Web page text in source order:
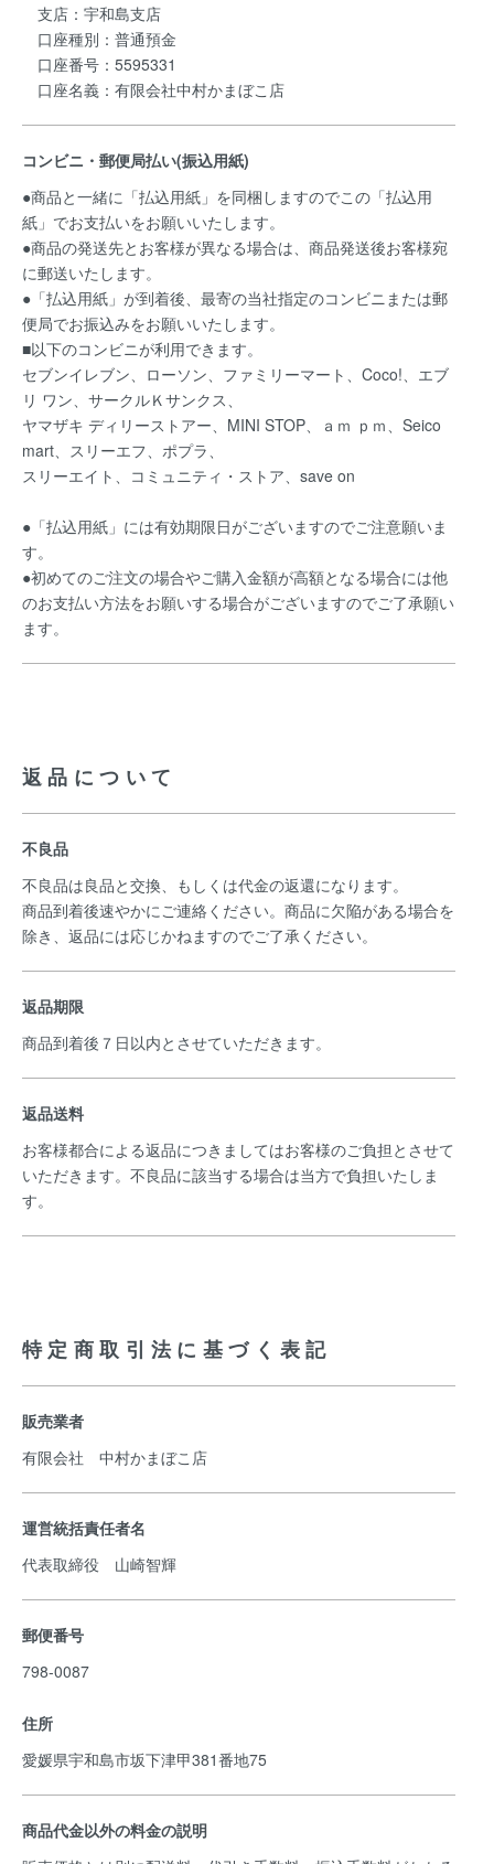
支店：宇和島支店
口座種別：普通預金
口座番号：5595331
口座名義：有限会社中村かまぼこ店
コンビニ・郵便局払い(振込用紙)
●商品と一緒に「払込用紙」を同梱しますのでこの「払込用
紙」でお支払いをお願いいたします。
●商品の発送先とお客様が異なる場合は、商品発送後お客様宛
に郵送いたします。
●「払込用紙」が到着後、最寄の当社指定のコンビニまたは郵
便局でお振込みをお願いいたします。
■以下のコンビニが利用できます。
セブンイレブン、ローソン、ファミリーマート、Coco!、エブ
リ ワン、サークルＫサンクス、
ヤマザキ ディリーストアー、MINI STOP、ａｍ ｐｍ、Seico
mart、スリーエフ、ポプラ、
スリーエイト、コミュニティ・ストア、save on
●「払込用紙」には有効期限日がございますのでご注意願いま
す。
●初めてのご注文の場合やご購入金額が高額となる場合には他
のお支払い方法をお願いする場合がございますのでご了承願い
ます。
返品について
不良品
不良品は良品と交換、もしくは代金の返還になります。
商品到着後速やかにご連絡ください。商品に欠陥がある場合を
除き、返品には応じかねますのでご了承ください。
返品期限
商品到着後７日以内とさせていただきます。
返品送料
お客様都合による返品につきましてはお客様のご負担とさせて
いただきます。不良品に該当する場合は当方で負担いたしま
す。
特定商取引法に基づく表記
販売業者
有限会社 中村かまぼこ店
運営統括責任者名
代表取締役 山崎智輝
郵便番号
798-0087
住所
愛媛県宇和島市坂下津甲381番地75
商品代金以外の料金の説明